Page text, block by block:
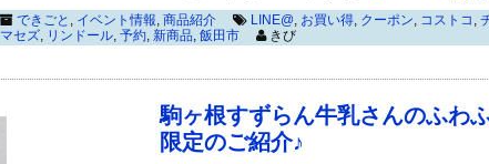
できごと , イベント情報, 商品紹介 LINE@, お買い得, クーポン, コストコ ,
マセズ, リンドール, 予約, 新商品, 飯田市 きび
駒ヶ根すずらん牛乳さんのふわ
限定のご紹介♪